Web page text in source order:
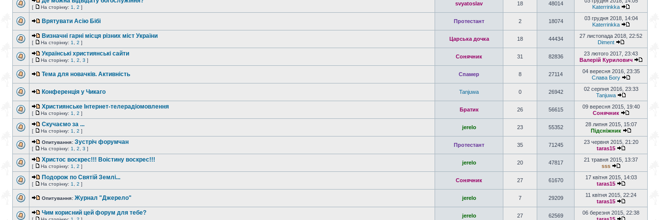
[ На сторінку: 1 2 ]
svyatoslav 18 48014
Katerrinkka
Врятувати Асію Бібі Протестант 2 18074
03 грудня 2018, 14:04
Katerrinkka
Визначні гарні місця різних міст України
[ На сторінку: 1 2 ]
Царська дочка 18 44434
27 листопада 2018, 22:52
Diment
Українські християнські сайти
[ На сторінку: 1 2 3 ]
Сонячник 31 82836
23 лютого 2017, 23:43
Валерій Курилович
Тема для новачків. Активність Спамер 8 27114
04 вересня 2016, 23:35
Слава Богу
Конференція у Чикаго Tanjuwa 0 26942
02 серпня 2016, 23:33
Tanjuwa
Християнське Інтернет-телерадіомовлення
[ На сторінку: 1 2 ]
Братик 26 56615
09 вересня 2015, 19:40
Сонячник
Скучаємо за ...
[ На сторінку: 1 2 ]
jerelo 23 55352
28 липня 2015, 15:07
Підсніжник
Опитування: Зустріч форумчан
[ На сторінку: 1 2 3 ]
Протестант 35 71245
23 червня 2015, 21:20
taras15
Христос воскрес!!! Воістину воскрес!!!
[ На сторінку: 1 2 ]
jerelo 20 47817
21 травня 2015, 13:37
sss
Подорож по Святій Землі...
[ На сторінку: 1 2 ]
Сонячник 27 61670
17 квітня 2015, 14:03
taras15
Опитування: Журнал "Джерело" jerelo 7 29209
11 квітня 2015, 22:24
taras15
Чим корисний цей форум для тебе? jerelo 27 62569
06 березня 2015, 22:38